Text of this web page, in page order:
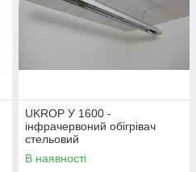
UKROP У 1600 -
інфрачервоний обігрівач
стельовий
середньохвильової для
теплиць , ферм і холодних
В наявності